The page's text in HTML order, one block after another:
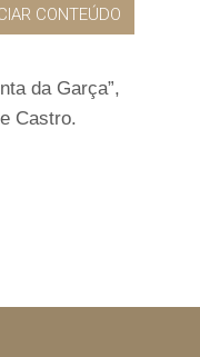
CONTEÚDO
da Garça”,
Castro.